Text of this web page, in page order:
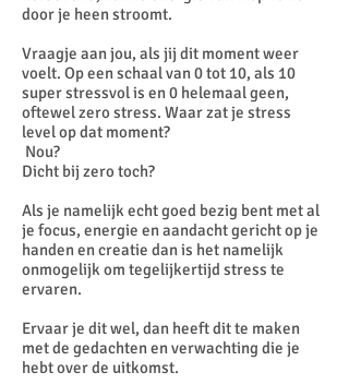
door je heen stroomt.
Vraagje aan jou, als jij dit moment weer
voelt. Op een schaal van 0 tot 10, als 10
super stressvol is en 0 helemaal geen,
oftewel zero stress. Waar zat je stress
level op dat moment?
Nou?
Dicht bij zero toch?
Als je namelijk echt goed bezig bent met al
je focus, energie en aandacht gericht op je
handen en creatie dan is het namelijk
onmogelijk om tegelijkertijd stress te
ervaren.
Ervaar je dit wel, dan heeft dit te maken
met de gedachten en verwachting die je
hebt over de uitkomst.